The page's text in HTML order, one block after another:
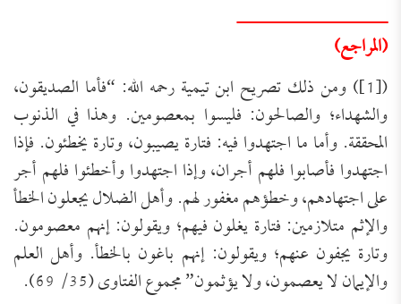
ــــــــــــــــــــــــــــ
(المراجع)
([1]) ومن ذلك تصريح ابن تيمية رحمه الله: “فأما الصديقون،
والشهداء؛ والصالحون: فليسوا بمعصومين. وهذا في الذنوب
المحققة. وأما ما اجتهدوا فيه: فتارة يصيبون، وتارة يخطئون. فإذا
اجتهدوا فأصابوا فلهم أجران، وإذا اجتهدوا وأخطئوا فلهم أجر
على اجتهادهم، وخطؤهم مغفور لهم. وأهل الضلال يجعلون الخطأ
والإثم متلازمين: فتارة يغلون فيهم؛ ويقولون: إنهم معصومون.
وتارة يجفون عنهم؛ ويقولون: إنهم باغون بالخطأ. وأهل العلم
والإيمان لا يعصمون، ولا يؤثمون” مجموع الفتاوى (35/ 69).